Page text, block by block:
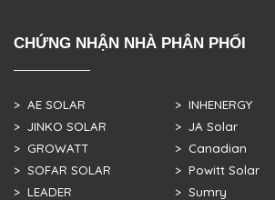
CHỨNG NHẬN NHÀ PHÂN PHỐI
> AE SOLAR
> JINKO SOLAR
> GROWATT
> SOFAR SOLAR
> LEADER
> INHENERGY
> JA Solar
> Canadian
> Powitt Solar
> Sumry